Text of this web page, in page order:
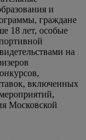
и
граждане
18 лет, особые
на
включенных
Московской